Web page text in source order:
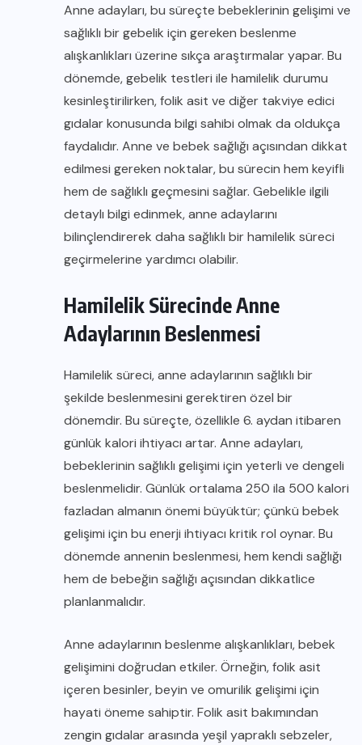
Anne adayları, bu süreçte bebeklerinin gelişimi ve
sağlıklı bir gebelik için gereken beslenme
alışkanlıkları üzerine sıkça araştırmalar yapar. Bu
dönemde, gebelik testleri ile hamilelik durumu
kesinleştirilirken, folik asit ve diğer takviye edici
gıdalar konusunda bilgi sahibi olmak da oldukça
faydalıdır. Anne ve bebek sağlığı açısından dikkat
edilmesi gereken noktalar, bu sürecin hem keyifli
hem de sağlıklı geçmesini sağlar. Gebelikle ilgili
detaylı bilgi edinmek, anne adaylarını
bilinçlendirerek daha sağlıklı bir hamilelik süreci
geçirmelerine yardımcı olabilir.
Hamilelik Sürecinde Anne
Adaylarının Beslenmesi
Hamilelik süreci, anne adaylarının sağlıklı bir
şekilde beslenmesini gerektiren özel bir
dönemdir. Bu süreçte, özellikle 6. aydan itibaren
günlük kalori ihtiyacı artar. Anne adayları,
bebeklerinin sağlıklı gelişimi için yeterli ve dengeli
beslenmelidir. Günlük ortalama 250 ila 500 kalori
fazladan almanın önemi büyüktür; çünkü bebek
gelişimi için bu enerji ihtiyacı kritik rol oynar. Bu
dönemde annenin beslenmesi, hem kendi sağlığı
hem de bebeğin sağlığı açısından dikkatlice
planlanmalıdır.
Anne adaylarının beslenme alışkanlıkları, bebek
gelişimini doğrudan etkiler. Örneğin, folik asit
içeren besinler, beyin ve omurilik gelişimi için
hayati öneme sahiptir. Folik asit bakımından
zengin gıdalar arasında yeşil yapraklı sebzeler,